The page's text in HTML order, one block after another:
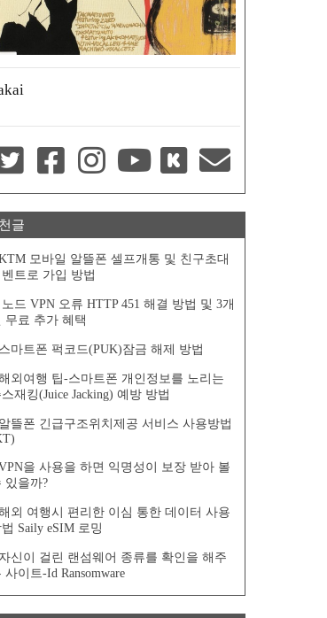
글
모바일 알뜰폰 셀프개통 및 친구초대
벤트로 가입 방법
노드 VPN 오류 HTTP 451 해결 방법 및 3개
무료 추가 혜택
스마트폰 퍽코드(PUK)잠금 해제 방법
외여행 팁-스마트폰 개인정보를 노리는
재킹(Juice Jacking) 예방 방법
알뜰폰 긴급구조위치제공 서비스 사용방법
을 사용을 하면 익명성이 보장 받아 볼
있을까?
외 여행시 편리한 이심 통한 데이터 사용
법 Saily eSIM 로밍
자신이 걸린 랜섬웨어 종류를 확인을 해주
사이트-Id Ransomware